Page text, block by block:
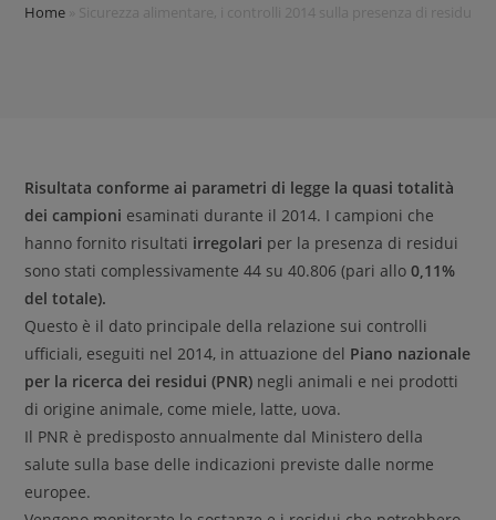
Home Sicurezza alimentare, i controlli 2014 sulla presenza di residui
Risultata conforme ai parametri di legge la quasi totalità
dei campioni esaminati durante il 2014. I campioni che
hanno fornito risultati irregolari per la presenza di residui
sono stati complessivamente 44 su 40.806 (pari allo0,11%
del totale).
Questo è il dato principale della relazione sui controlli
ufficiali, eseguiti nel 2014, in attuazione del Piano nazionale
per la ricerca dei residui (PNR) negli animali e nei prodotti
di origine animale, come miele, latte, uova.
Il PNR è predisposto annualmente dal Ministero della
salute sulla base delle indicazioni previste dalle norme
europee.